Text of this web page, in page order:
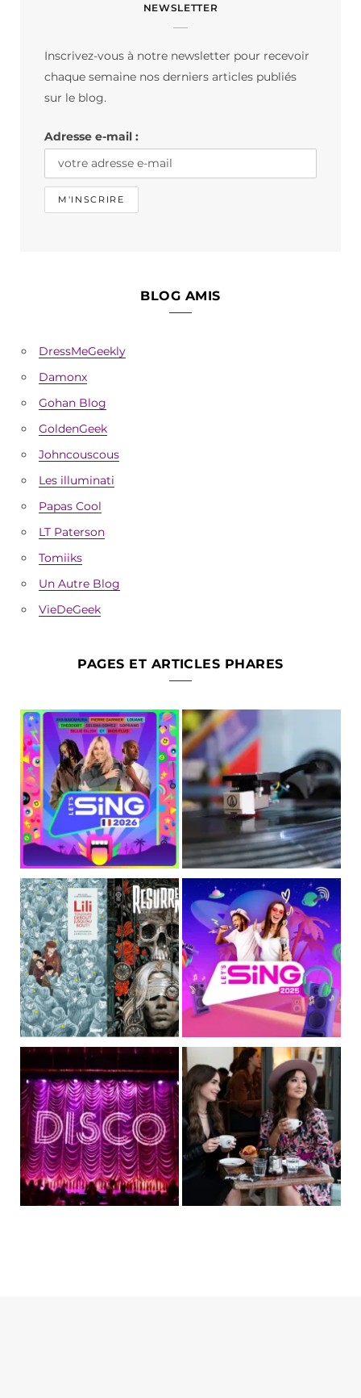
e
t
m
T
NEWSLETTER
Inscrivez-vous à notre newsletter pour recevoir
chaque semaine nos derniers articles publiés
sur le blog.
Adresse e-mail :
BLOG AMIS
DressMeGeekly
Damonx
Gohan Blog
GoldenGeek
Johncouscous
Les illuminati
Papas Cool
LT Paterson
Tomiiks
Un Autre Blog
VieDeGeek
PAGES ET ARTICLES PHARES